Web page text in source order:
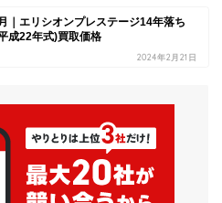
｜エリシオンプレステージ14年落ち
成22年式)買取価格
2024年2月21日